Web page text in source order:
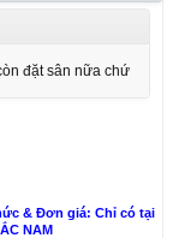
đặt sân nữa chứ
& Đơn giá: Chỉ có tại
NAM